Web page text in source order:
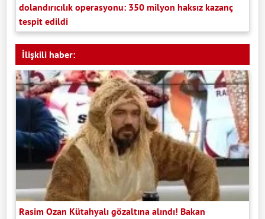
dolandırıcılık operasyonu: 350 milyon haksız kazanç
tespit edildi
İlişkili haber:
Rasim Ozan Kütahyalı gözaltına alındı! Bakan